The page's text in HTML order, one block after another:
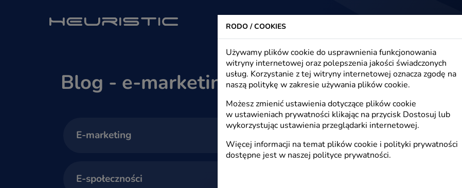
Heuristic - strony www, sklepy internetowe, e-marketing
Blog - e-marketing, e-commerce, e-biznes
E-marketing
E-społeczności
RODO / COOKIES
Używamy plików cookie do usprawnienia funkcjonowania
witryny internetowej oraz polepszenia jakości świadczonych
usług. Korzystanie z tej witryny internetowej oznacza zgodę na
naszą politykę w zakresie używania plików cookie.
Możesz zmienić ustawienia dotyczące plików cookie
w ustawieniach prywatności klikając na przycisk Dostosuj lub
wykorzystując ustawienia przeglądarki internetowej.
Więcej informacji na temat plików cookie i polityki prywatności
dostępne jest w naszej polityce prywatności.